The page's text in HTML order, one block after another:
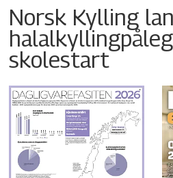
Norsk Kylling
skolestart